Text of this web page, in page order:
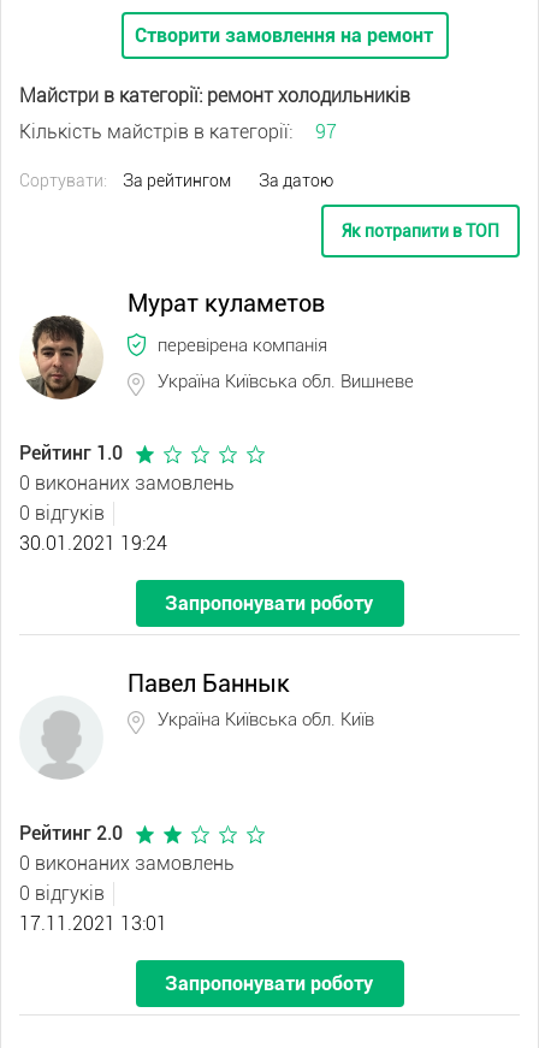
Створити замовлення на ремонт
Майстри в категорії: ремонт холодильників
Кількість майстрів в категорії:
97
Сортувати: За рейтингом За датою
Як потрапити в ТОП
Мурат куламетов
перевірена компанія
Україна Київська обл. Вишневе
Рейтинг 1.0
0 виконаних замовлень
0 відгуків
30.01.2021 19:24
Запропонувати роботу
Павел Баннык
Україна Київська обл. Київ
Рейтинг 2.0
0 виконаних замовлень
0 відгуків
17.11.2021 13:01
Запропонувати роботу